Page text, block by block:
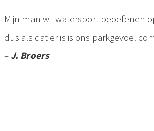
Mijn man wil watersport beoefenen
dus als dat er is is ons parkgevoel
– J. Broers